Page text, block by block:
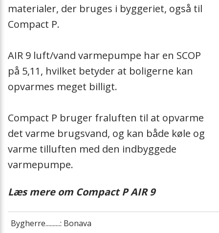
materialer, der bruges i byggeriet, også til
Compact P.
AIR 9 luft/vand varmepumpe har en SCOP
på 5,11, hvilket betyder at boligerne kan
opvarmes meget billigt.
Compact P bruger fraluften til at opvarme
det varme brugsvand, og kan både køle og
varme tilluften med den indbyggede
varmepumpe.
Læs mere om Compact P AIR 9
Bygherre..........: Bonava